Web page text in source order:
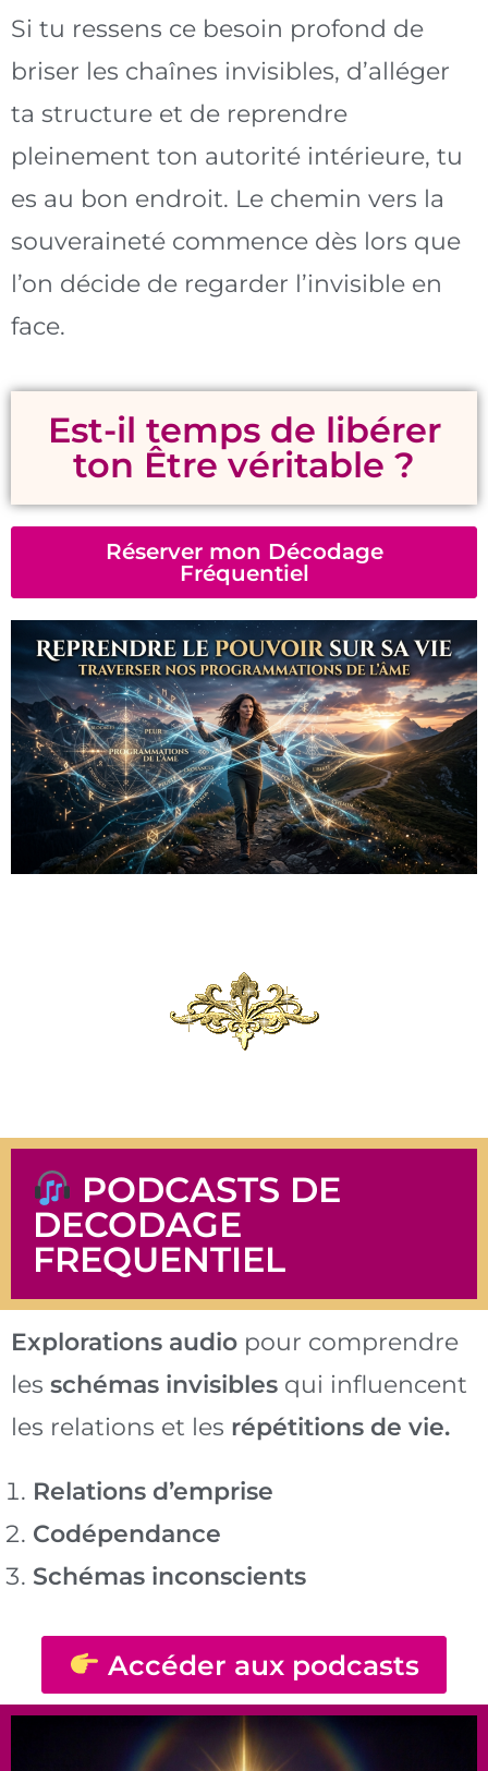
Si tu ressens ce besoin profond de
briser les chaînes invisibles, d’alléger
ta structure et de reprendre
pleinement ton autorité intérieure, tu
es au bon endroit. Le chemin vers la
souveraineté commence dès lors que
l’on décide de regarder l’invisible en
face.
Est-il temps de libérer
ton Être véritable ?
Réserver mon Décodage
Fréquentiel
PODCASTS DE
DECODAGE
FREQUENTIEL
Explorations audio pour comprendre
les schémas invisibles qui influencent
les relations et les répétitions de vie.
Relations d’emprise
Codépendance
Schémas inconscients
Accéder aux podcasts